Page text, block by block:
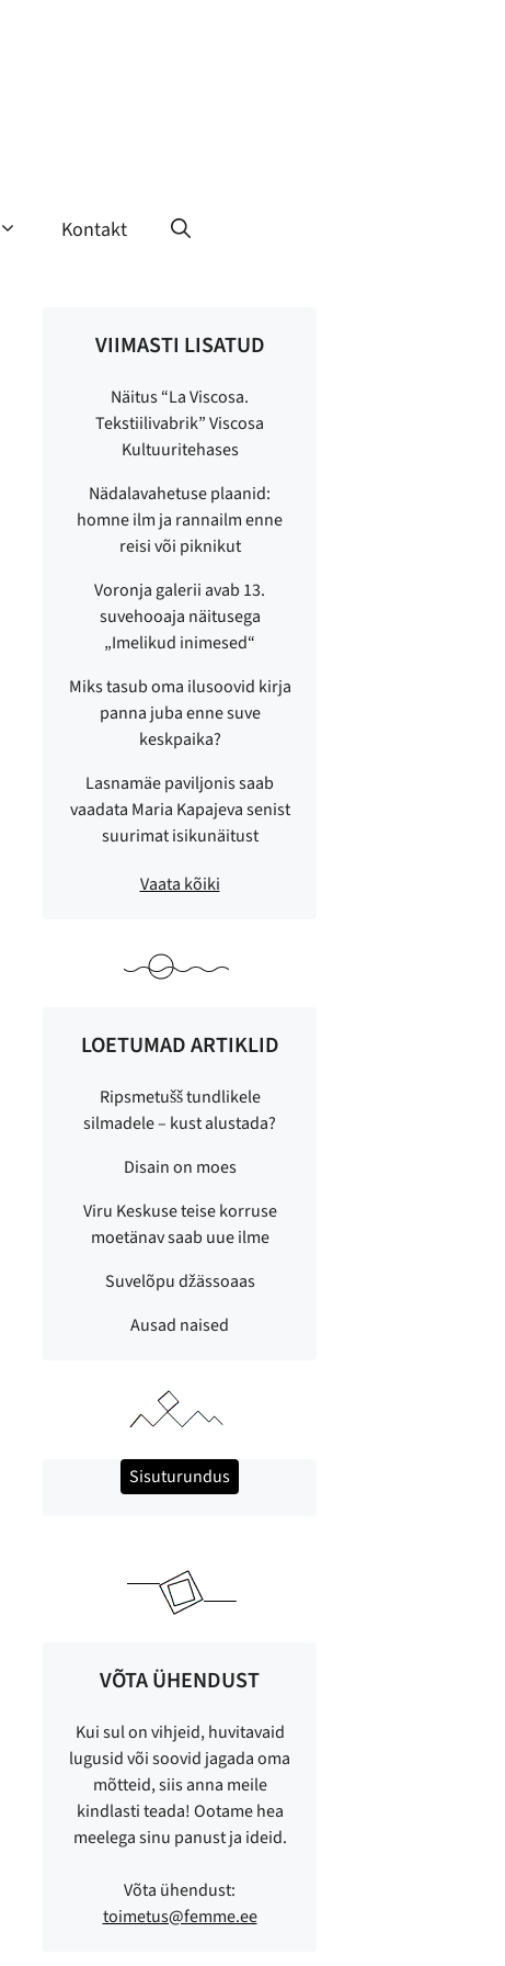
Kontakt
VIIMASTI LISATUD
Näitus “La Viscosa.
Tekstiilivabrik” Viscosa
Kultuuritehases
Nädalavahetuse plaanid:
homne ilm ja rannailm enne
reisi või piknikut
Voronja galerii avab 13.
suvehooaja näitusega
„Imelikud inimesed“
Miks tasub oma ilusoovid kirja
panna juba enne suve
keskpaika?
Lasnamäe paviljonis saab
vaadata Maria Kapajeva senist
suurimat isikunäitust
Vaata kõiki
LOETUMAD ARTIKLID
Ripsmetušš tundlikele
silmadele – kust alustada?
Disain on moes
Viru Keskuse teise korruse
moetänav saab uue ilme
Suvelõpu džässoaas
Ausad naised
Sisuturundus
VÕTA ÜHENDUST
Kui sul on vihjeid, huvitavaid
lugusid või soovid jagada oma
mõtteid, siis anna meile
kindlasti teada! Ootame hea
meelega sinu panust ja ideid.
Võta ühendust:
toimetus@femme.ee